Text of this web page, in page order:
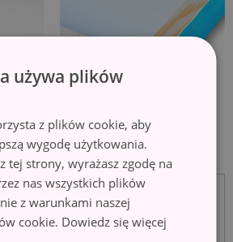
używa plików
z plików cookie, aby
wygodę użytkowania.
tej strony, wyrażasz zgodę na
nas wszystkich plików
z warunkami naszej
cookie. Dowiedz się więcej